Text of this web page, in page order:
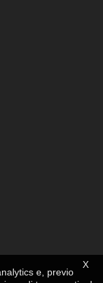
X
e, previo